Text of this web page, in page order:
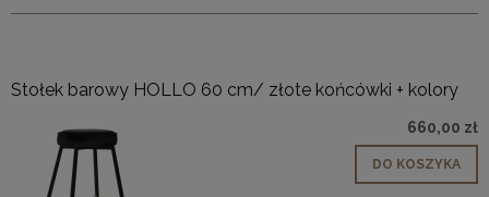
Stołek barowy HOLLO 60 cm/ złote końcówki + kolory
660,00 zł
DO KOSZYKA